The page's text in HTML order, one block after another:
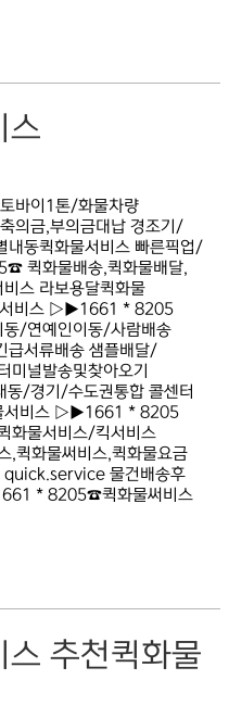
스
바이1톤/화물차량
금,부의금대납 경조기/
내동퀵화물서비스 빠른픽업/
퀵화물배송,퀵화물배달,
스 라보용달퀵화물
서비스 ▷▶1661 * 8205
/연예인이동/사람배송
급서류배송 샘플배달/
미널발송및찾아오기
동/경기/수도권통합 콜센터
서비스 ▷▶1661 * 8205
화물서비스/킥서비스
,퀵화물써비스,퀵화물요금
quick.service 물건배송후
* 8205☎퀵화물써비스
스 추천퀵화물